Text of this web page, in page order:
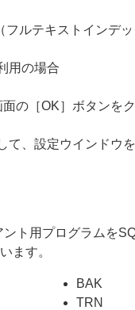
フルテキストインデ
用の場合
面の［OK］ボタンを
て、設定ウインドウ
ト用プログラムを
ます。
BAK
TRN